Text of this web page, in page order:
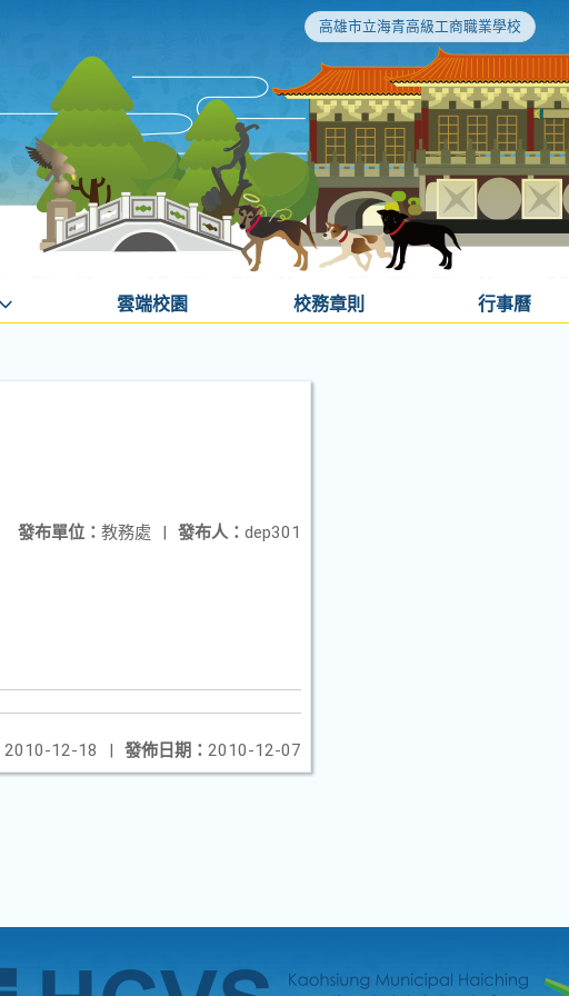
高雄市立海青高級工商職業學校
雲端校園 校務章則 行事曆
發布人： dep301
發布單位： 教務處 |
發佈日期： 2010-12-07
2010-12-18 |